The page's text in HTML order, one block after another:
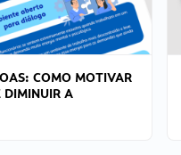
COMO MOTIVAR
DIMINUIR A